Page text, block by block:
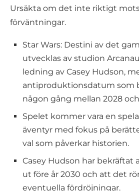
Ursäkta om det inte riktigt
förväntningar.
Star Wars: Destini av det
utvecklas av studion
ledning av Casey Hudson,
antiproduktionsdatum som
någon gång mellan 2028
Spelet kommer vara en
äventyr med fokus på
val som påverkar historien.
Casey Hudson har
ut före år 2030 och att det
eventuella fördröjningar.